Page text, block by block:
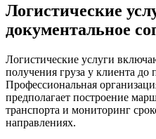
Логистические
документальное
Логистические услуги
получения груза у клиента до
Профессиональная
предполагает построение
транспорта и мониторинг
направлениях.